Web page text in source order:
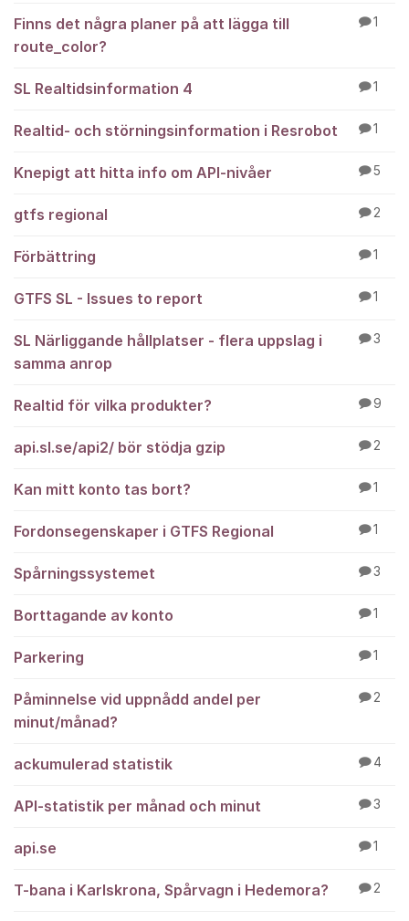
Finns det några planer på att lägga till
route_color?
1
SL Realtidsinformation 4 1
Realtid- och störningsinformation i Resrobot 1
Knepigt att hitta info om API-nivåer 5
gtfs regional 2
Förbättring 1
GTFS SL - Issues to report 1
SL Närliggande hållplatser - flera uppslag i
samma anrop
3
Realtid för vilka produkter? 9
api.sl.se/api2/ bör stödja gzip 2
Kan mitt konto tas bort? 1
Fordonsegenskaper i GTFS Regional 1
Spårningssystemet 3
Borttagande av konto 1
Parkering 1
Påminnelse vid uppnådd andel per
minut/månad?
2
ackumulerad statistik 4
API-statistik per månad och minut 3
api.se 1
T-bana i Karlskrona, Spårvagn i Hedemora? 2